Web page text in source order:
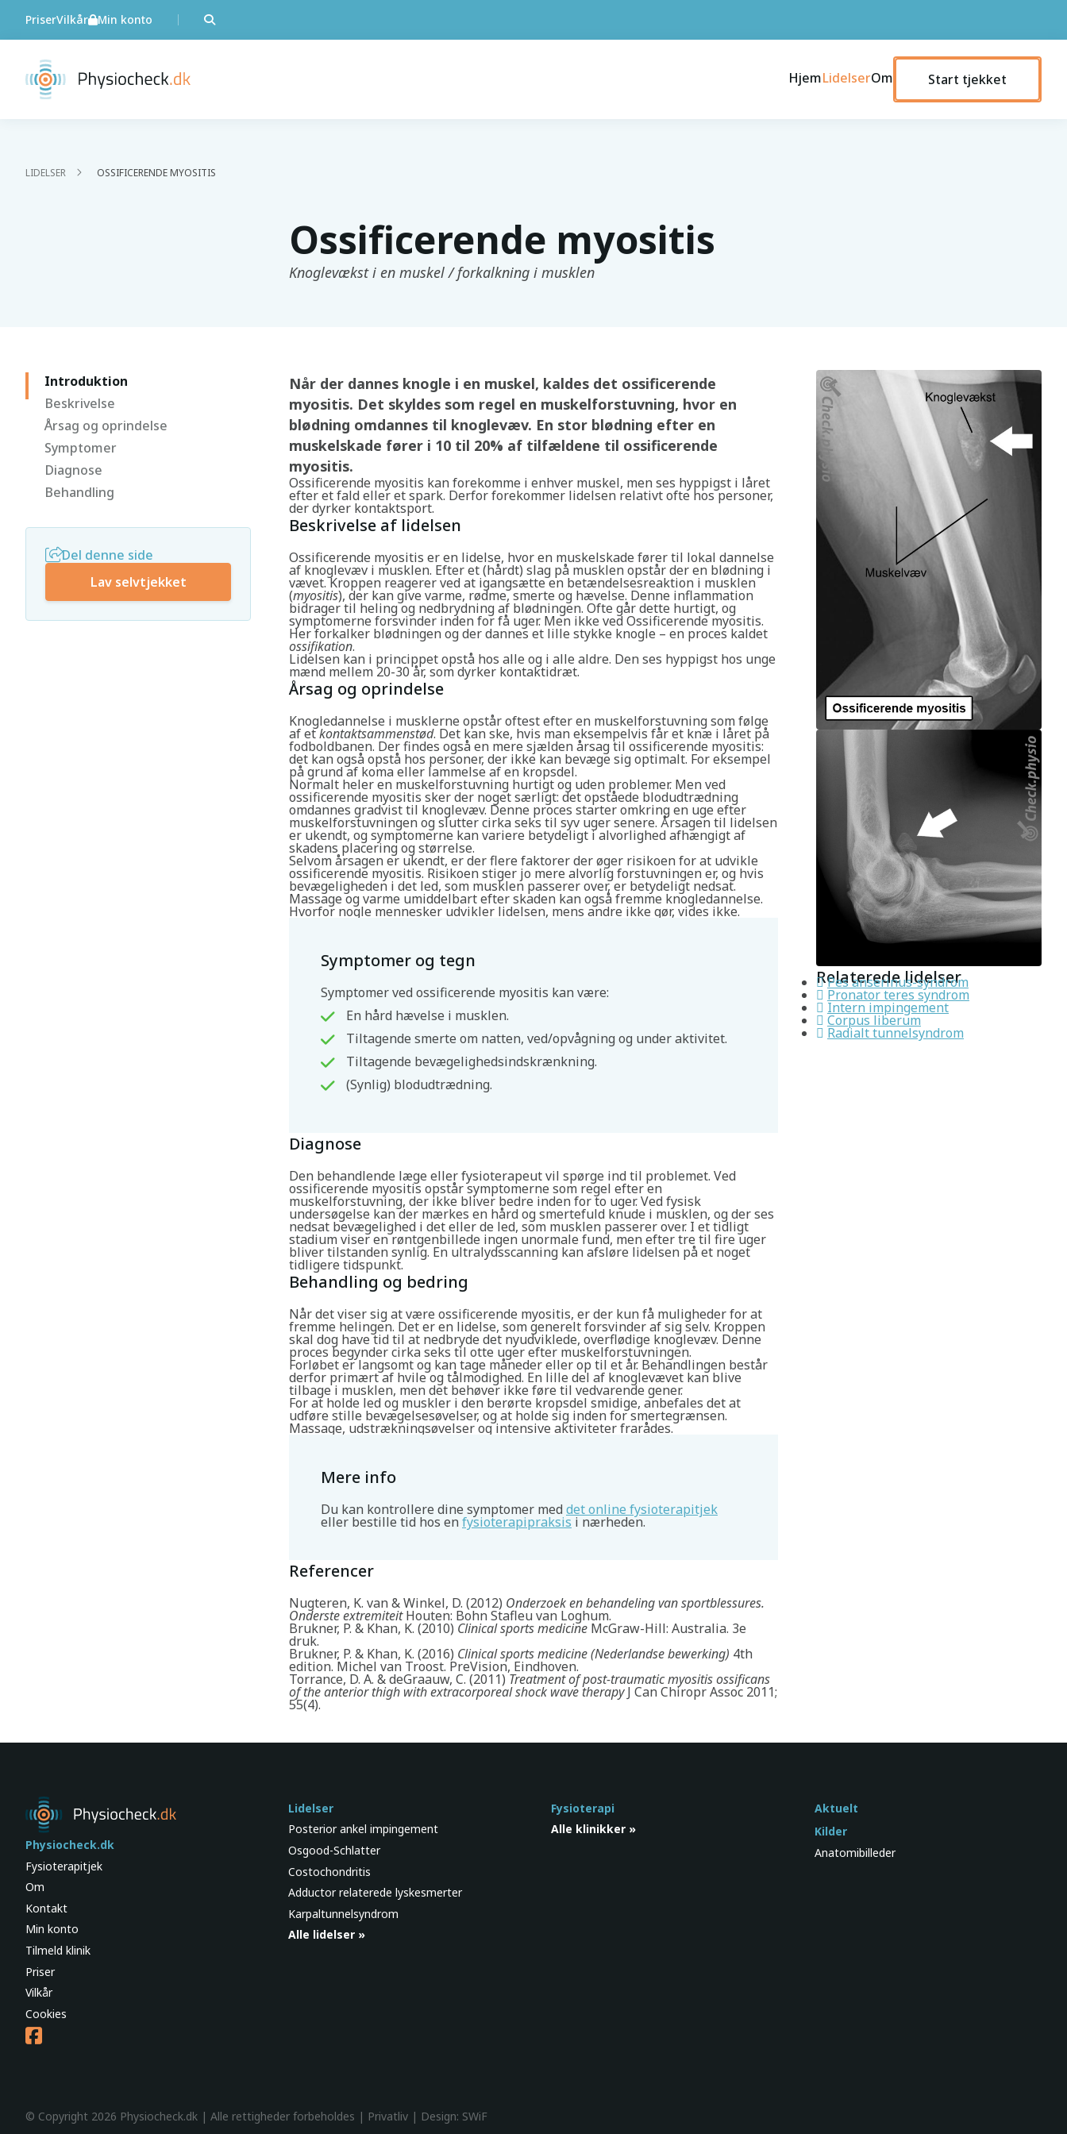
Søg
PriserVilkår Min konto
HjemLidelserOm Start tjekket
LIDELSER OSSIFICERENDE MYOSITIS
Ossificerende myositis
Knoglevækst i en muskel / forkalkning i musklen
Introduktion
Beskrivelse
Årsag og oprindelse
Symptomer
Diagnose
Behandling
Del denne side
Lav selvtjekket
Når der dannes knogle i en muskel, kaldes det ossificerende
myositis. Det skyldes som regel en muskelforstuvning, hvor en
blødning omdannes til knoglevæv. En stor blødning efter en
muskelskade fører i 10 til 20% af tilfældene til ossificerende
myositis.
Ossificerende myositis kan forekomme i enhver muskel, men ses hyppigst i låret
efter et fald eller et spark. Derfor forekommer lidelsen relativt ofte hos personer,
der dyrker kontaktsport.
Beskrivelse af lidelsen
Ossificerende myositis er en lidelse, hvor en muskelskade fører til lokal dannelse
af knoglevæv i musklen. Efter et (hårdt) slag på musklen opstår der en blødning i
vævet. Kroppen reagerer ved at igangsætte en betændelsesreaktion i musklen
(myositis), der kan give varme, rødme, smerte og hævelse. Denne inflammation
bidrager til heling og nedbrydning af blødningen. Ofte går dette hurtigt, og
symptomerne forsvinder inden for få uger. Men ikke ved Ossificerende myositis.
Her forkalker blødningen og der dannes et lille stykke knogle – en proces kaldet
ossifikation.
Lidelsen kan i princippet opstå hos alle og i alle aldre. Den ses hyppigst hos unge
mænd mellem 20-30 år, som dyrker kontaktidræt.
Årsag og oprindelse
Knogledannelse i musklerne opstår oftest efter en muskelforstuvning som følge
af etkontaktsammenstød. Det kan ske, hvis man eksempelvis får et knæ i låret på
fodboldbanen. Der findes også en mere sjælden årsag til ossificerende myositis:
det kan også opstå hos personer, der ikke kan bevæge sig optimalt. For eksempel
på grund af koma eller lammelse af en kropsdel.
Normalt heler en muskelforstuvning hurtigt og uden problemer. Men ved
ossificerende myositis sker der noget særligt: det opståede blodudtrædning
omdannes gradvist til knoglevæv. Denne proces starter omkring en uge efter
muskelforstuvningen og slutter cirka seks til syv uger senere. Årsagen til lidelsen
er ukendt, og symptomerne kan variere betydeligt i alvorlighed afhængigt af
skadens placering og størrelse.
Selvom årsagen er ukendt, er der flere faktorer der øger risikoen for at udvikle
ossificerende myositis. Risikoen stiger jo mere alvorlig forstuvningen er, og hvis
bevægeligheden i det led, som musklen passerer over, er betydeligt nedsat.
Massage og varme umiddelbart efter skaden kan også fremme knogledannelse.
Hvorfor nogle mennesker udvikler lidelsen, mens andre ikke gør, vides ikke.
Symptomer og tegn
Symptomer ved ossificerende myositis kan være:
En hård hævelse i musklen.
Tiltagende smerte om natten, ved/opvågning og under aktivitet.
Tiltagende bevægelighedsindskrænkning.
(Synlig) blodudtrædning.
Diagnose
Den behandlende læge eller fysioterapeut vil spørge ind til problemet. Ved
ossificerende myositis opstår symptomerne som regel efter en
muskelforstuvning, der ikke bliver bedre inden for to uger. Ved fysisk
undersøgelse kan der mærkes en hård og smertefuld knude i musklen, og der ses
nedsat bevægelighed i det eller de led, som musklen passerer over. I et tidligt
stadium viser en røntgenbillede ingen unormale fund, men efter tre til fire uger
bliver tilstanden synlig. En ultralydsscanning kan afsløre lidelsen på et noget
tidligere tidspunkt.
Behandling og bedring
Når det viser sig at være ossificerende myositis, er der kun få muligheder for at
fremme helingen. Det er en lidelse, som generelt forsvinder af sig selv. Kroppen
skal dog have tid til at nedbryde det nyudviklede, overflødige knoglevæv. Denne
proces begynder cirka seks til otte uger efter muskelforstuvningen.
Forløbet er langsomt og kan tage måneder eller op til et år. Behandlingen består
derfor primært af hvile og tålmodighed. En lille del af knoglevævet kan blive
tilbage i musklen, men det behøver ikke føre til vedvarende gener.
For at holde led og muskler i den berørte kropsdel smidige, anbefales det at
udføre stille bevægelsesøvelser, og at holde sig inden for smertegrænsen.
Massage, udstrækningsøvelser og intensive aktiviteter frarådes.
Mere info
Du kan kontrollere dine symptomer med det online fysioterapitjek
eller bestille tid hos en fysioterapipraksis i nærheden.
Referencer
Nugteren, K. van & Winkel, D. (2012) Onderzoek en behandeling van sportblessures.
Onderste extremiteitHouten: Bohn Stafleu van Loghum.
Brukner, P. & Khan, K. (2010) Clinical sports medicine McGraw-Hill: Australia. 3e
druk.
Brukner, P. & Khan, K. (2016) Clinical sports medicine (Nederlandse bewerking) 4th
edition. Michel van Troost. PreVision, Eindhoven.
Torrance, D. A. & deGraauw, C. (2011) Treatment of post-traumatic myositis ossificans
of the anterior thigh with extracorporeal shock wave therapyJ Can Chiropr Assoc 2011;
55(4).
Relaterede lidelser
Pes anserinus-syndrom
Pronator teres syndrom
Intern impingement
Corpus liberum
Radialt tunnelsyndrom
Physiocheck.dk
Fysioterapitjek
Om
Kontakt
Min konto
Tilmeld klinik
Priser
Vilkår
Cookies
Lidelser
Posterior ankel impingement
Osgood-Schlatter
Costochondritis
Adductor relaterede lyskesmerter
Karpaltunnelsyndrom
Alle lidelser »
Fysioterapi
Alle klinikker »
Aktuelt
Kilder
Anatomibilleder
© Copyright 2026 Physiocheck.dk | Alle rettigheder forbeholdes | Privatliv | Design: SWiF